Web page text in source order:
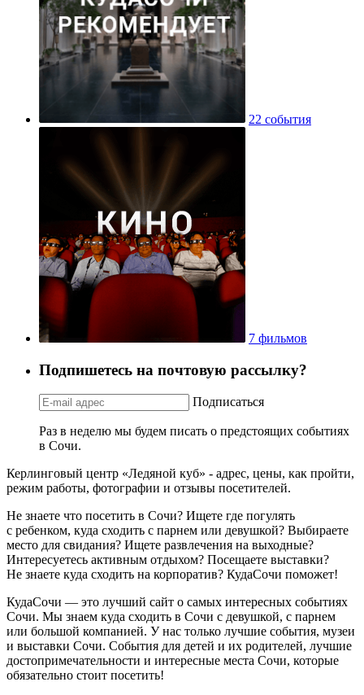
22 события
7 фильмов
Подпишетесь на почтовую рассылку?
Подписаться
Раз в неделю мы будем писать о предстоящих событиях
в Сочи.
Керлинговый центр «Ледяной куб» - адрес, цены, как пройти,
режим работы, фотографии и отзывы посетителей.
Не знаете что посетить в Сочи? Ищете где погулять
с ребенком, куда сходить с парнем или девушкой? Выбираете
место для свидания? Ищете развлечения на выходные?
Интересуетесь активным отдыхом? Посещаете выставки?
Не знаете куда сходить на корпоратив? КудаСочи поможет!
КудаСочи — это лучший сайт о самых интересных событиях
Сочи. Мы знаем куда сходить в Сочи с девушкой, с парнем
или большой компанией. У нас только лучшие события, музеи
и выставки Сочи. События для детей и их родителей, лучшие
достопримечательности и интересные места Сочи, которые
обязательно стоит посетить!